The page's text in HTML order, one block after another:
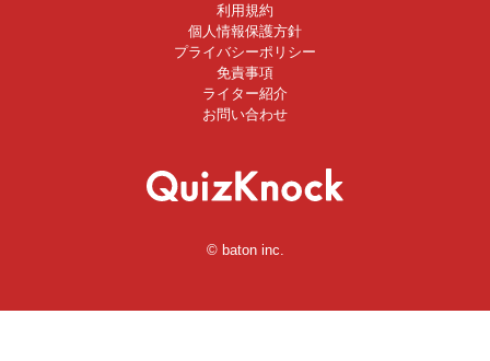
利用規約
個人情報保護方針
プライバシーポリシー
免責事項
ライター紹介
お問い合わせ
© baton inc.